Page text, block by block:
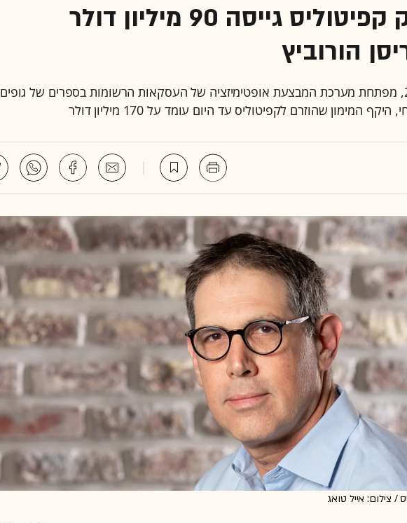
חברת הפינטק קפיטוליס גייסה 90 מיליון דולר
הורוביץ
קפיטוליס, שהוקמה ב-2017, מפתחת מערכת המבצעת אופטימיזציה של העסקאות הרשומות בספרים של גופים
המימון שהוזרם לקפיטוליס עד היום עומד על 170 מיליון דולר
/ צילום: אייל טואג